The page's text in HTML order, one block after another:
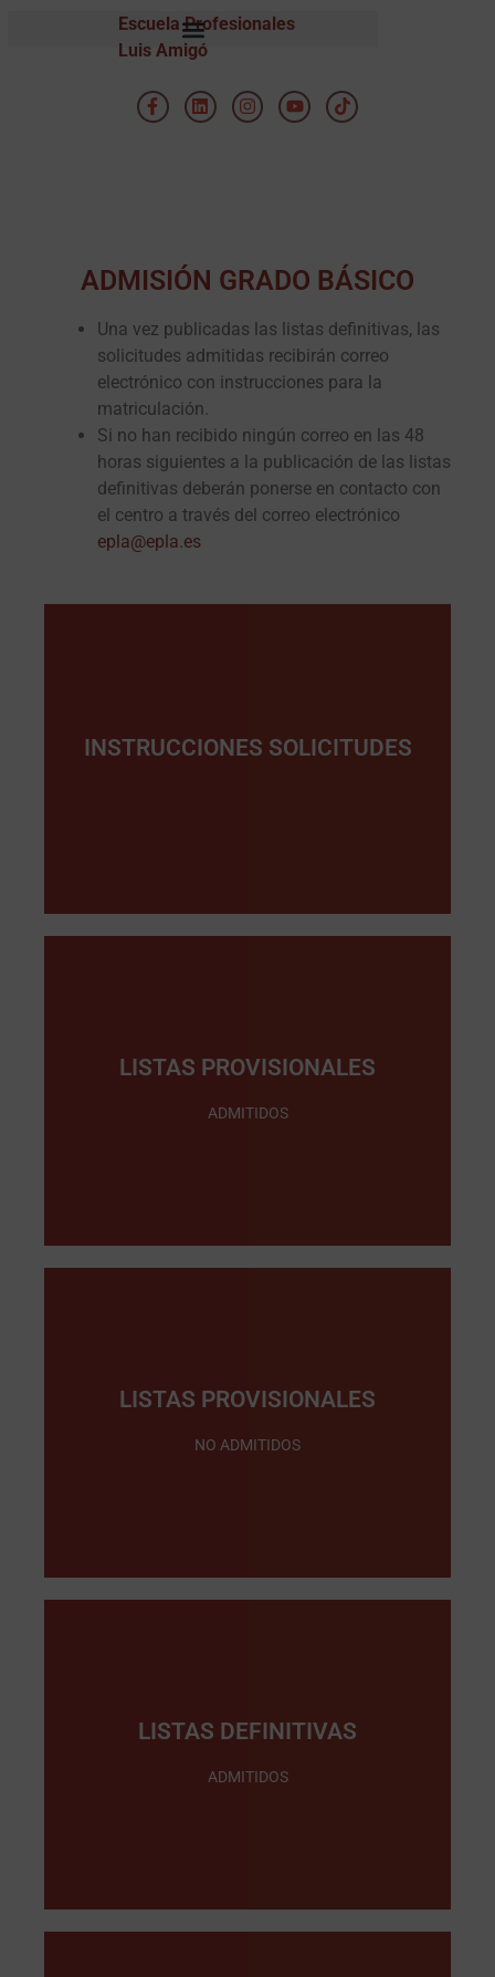
Escuela Profesionales
Luis Amigó
ADMISIÓN GRADO BÁSICO
Una vez publicadas las listas definitivas, las
solicitudes admitidas recibirán correo
electrónico con instrucciones para la
matriculación.
Si no han recibido ningún correo en las 48
horas siguientes a la publicación de las listas
definitivas deberán ponerse en contacto con
el centro a través del correo electrónico
epla@epla.es
INSTRUCCIONES SOLICITUDES
Pinche Aquí
LISTAS PROVISIONALES
ADMITIDOS
LISTAS PROVISIONALES
NO ADMITIDOS
LISTAS DEFINITIVAS
ADMITIDOS